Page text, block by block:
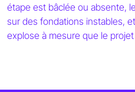
étape est bâclée ou absente,
sur des fondations instables,
explose à mesure que le